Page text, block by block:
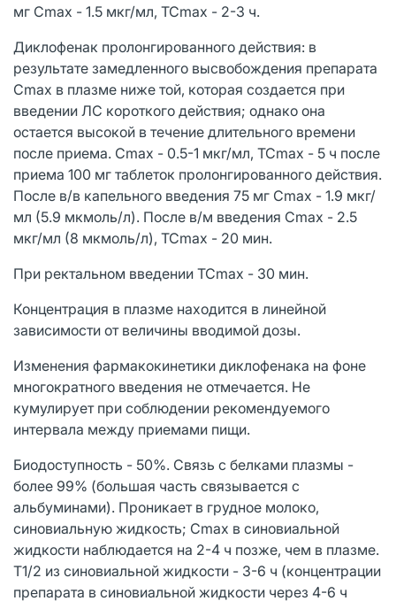
мг Cmax - 1.5 мкг/мл, TCmax - 2-3 ч.
Диклофенак пролонгированного действия: в
результате замедленного высвобождения препарата
Cmax в плазме ниже той, которая создается при
введении ЛС короткого действия; однако она
остается высокой в течение длительного времени
после приема. Cmax - 0.5-1 мкг/мл, TCmax - 5 ч после
приема 100 мг таблеток пролонгированного действия.
После в/в капельного введения 75 мг Cmax - 1.9 мкг/
мл (5.9 мкмоль/л). После в/м введения Cmax - 2.5
мкг/мл (8 мкмоль/л), TCmax - 20 мин.
При ректальном введении TCmax - 30 мин.
Концентрация в плазме находится в линейной
зависимости от величины вводимой дозы.
Изменения фармакокинетики диклофенака на фоне
многократного введения не отмечается. Не
кумулирует при соблюдении рекомендуемого
интервала между приемами пищи.
Биодоступность - 50%. Связь с белками плазмы -
более 99% (большая часть связывается с
альбуминами). Проникает в грудное молоко,
синовиальную жидкость; Cmax в синовиальной
жидкости наблюдается на 2-4 ч позже, чем в плазме.
T1/2 из синовиальной жидкости - 3-6 ч (концентрации
препарата в синовиальной жидкости через 4-6 ч